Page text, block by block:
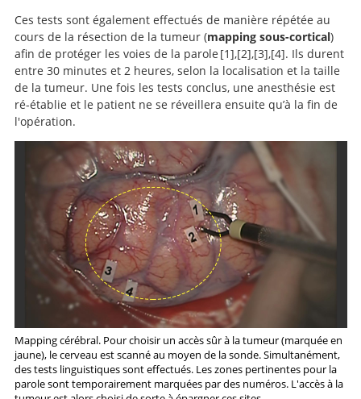
Ces tests sont également effectués de manière répétée au
cours de la résection de la tumeur (mapping sous-cortical)
afin de protéger les voies de la parole 1
Impact of intraoperative stimulation
brain mapping on glioma surgery outcome: a meta-
analysis.
, 2
Contribution of
intraoperative electrical stimulations in surgery of low
grade gliomas: a comparative study between two series
without (1985-96) and with (1996-2003) functional
mapping in the same institution.
, 3
Tolerance of awake
surgery for glioma: a prospective European Low Grade
Glioma Network multicenter study.
, 4
Functional mapping-
guided resection of low-grade gliomas in eloquent
areas of the brain: improvement of long-term survival.
. Ils durent
entre 30 minutes et 2 heures, selon la localisation et la taille
de la tumeur. Une fois les tests conclus, une anesthésie est
ré-établie et le patient ne se réveillera ensuite qu’à la fin de
l'opération.
Mapping cérébral. Pour choisir un accès sûr à la tumeur (marquée en
jaune), le cerveau est scanné au moyen de la sonde. Simultanément,
des tests linguistiques sont effectués. Les zones pertinentes pour la
parole sont temporairement marquées par des numéros. L'accès à la
Recherche